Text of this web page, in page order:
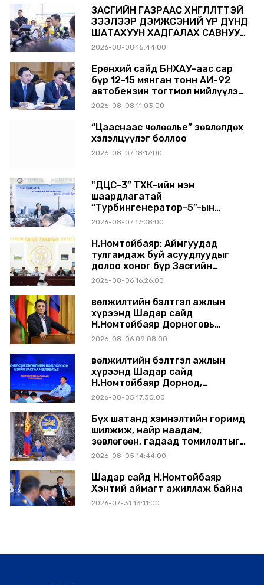
ЗАСГИЙН ГАЗРААС ХӨНГӨЛӨЛТТЭЙ
ЗЭЭЛЭЭР ДЭМЖСЭНИЙ ҮР ДҮНД
ШАТАХУУН ХАДГАЛАХ САВНУУД
ЭХНЭЭСЭЭ АШИГЛАЛТАД ОРЖ
2026-08-08 15:44:00
Ерөнхий сайд БНХАУ-аас сар
бүр 12-15 мянган тонн АИ-92
автобензин тогтмол нийлүүлэх
хүсэлт тавилаа
2026-08-08 11:03:00
“Цааснаас чөлөөлье” зөвлөлдөх
хэлэлцүүлэг боллоо
2026-08-07 18:17:00
"ДЦС-3” ТӨХК-ийн нэн
шаардлагатай
“Турбингенератор-5”-ын
шинэчлэлийн төсвийг
2026-08-07 17:08:00
Н.Номтойбаяр: Аймгуудад
тулгамдаж буй асуудлуудыг
долоо хоног бүр Засгийн
газрын хуралдаанд
2026-08-06 16:26:00
Өвөлжилтийн бэлтгэл ажлын
хүрээнд Шадар сайд
Н.Номтойбаяр Дорноговь
аймагт ажиллав
2026-08-06 09:08:00
Өвөлжилтийн бэлтгэл ажлын
хүрээнд Шадар сайд
Н.Номтойбаяр Дорнод,
Сүхбаатар аймагт ажиллав
2026-08-05 17:30:00
Бүх шатанд хэмнэлтийн горимд
шилжиж, найр наадам,
зөвлөгөөн, гадаад томилолтыг
хориглолоо
2026-08-05 14:44:00
Шадар сайд Н.Номтойбаяр
Хэнтий аймагт ажиллаж байна
2026-07-31 13:11:00